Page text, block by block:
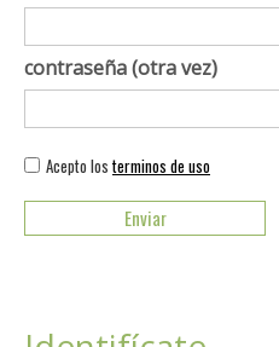
contraseña (otra vez)
Acepto los terminos de uso